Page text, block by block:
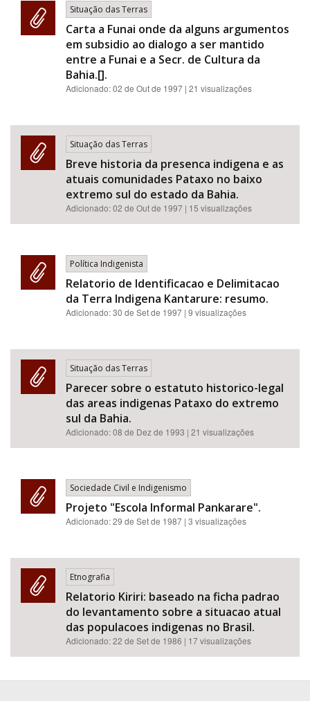
Situação das Terras
Carta a Funai onde da alguns argumentos
em subsidio ao dialogo a ser mantido
entre a Funai e a Secr. de Cultura da
Bahia.[].
Adicionado:02 de Out de 1997 | 21 visualizações
Situação das Terras
Breve historia da presenca indigena e as
atuais comunidades Pataxo no baixo
extremo sul do estado da Bahia.
Adicionado:02 de Out de 1997 | 15 visualizações
Política Indigenista
Relatorio de Identificacao e Delimitacao
da Terra Indigena Kantarure: resumo.
Adicionado:30 de Set de 1997 | 9 visualizações
Situação das Terras
Parecer sobre o estatuto historico-legal
das areas indigenas Pataxo do extremo
sul da Bahia.
Adicionado:08 de Dez de 1993 | 21 visualizações
Sociedade Civil e Indigenismo
Projeto "Escola Informal Pankarare".
Adicionado:29 de Set de 1987 | 3 visualizações
Etnografia
Relatorio Kiriri: baseado na ficha padrao
do levantamento sobre a situacao atual
das populacoes indigenas no Brasil.
Adicionado:22 de Set de 1986 | 17 visualizações